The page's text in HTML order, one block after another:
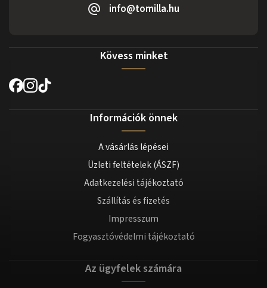
info@tomilla.hu
Kövess minket
Információk önnek
A vásárlás lépései
Üzleti feltételek (ÁSZF)
Adatkezelési tájékoztató
Szállítás és fizetés
Impresszum
Fogyasztóvédelmi tájékoztató
Az ügyfelek számára